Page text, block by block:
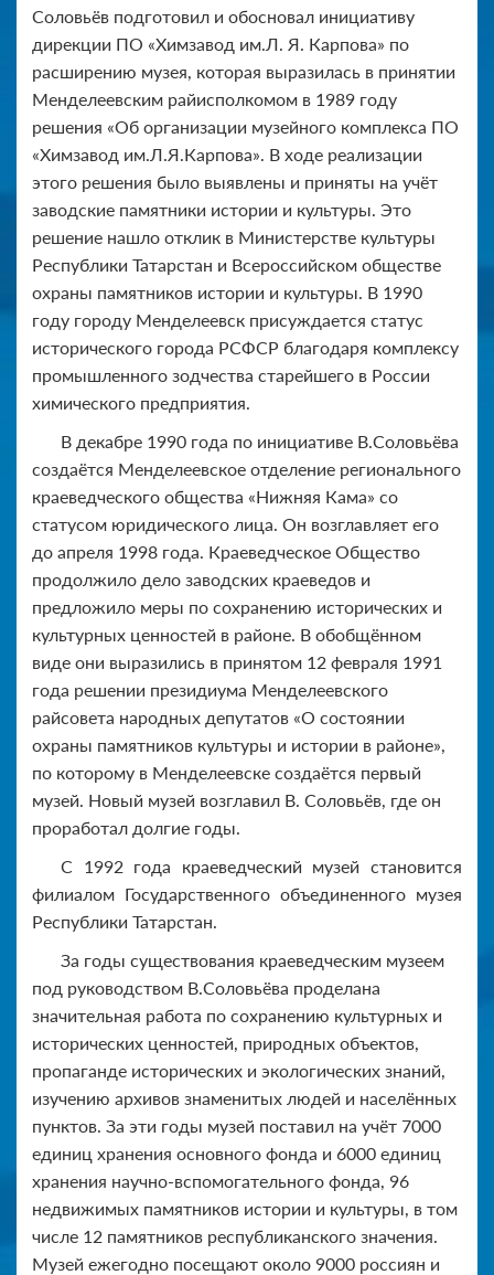
Соловьёв подготовил и обосновал инициативу
дирекции ПО «Химзавод им.Л. Я. Карпова» по
расширению музея, которая выразилась в принятии
Менделеевским райисполкомом в 1989 году
решения «Об организации музейного комплекса ПО
«Химзавод им.Л.Я.Карпова». В ходе реализации
этого решения было выявлены и приняты на учёт
заводские памятники истории и культуры. Это
решение нашло отклик в Министерстве культуры
Республики Татарстан и Всероссийском обществе
охраны памятников истории и культуры. В 1990
году городу Менделеевск присуждается статус
исторического города РСФСР благодаря комплексу
промышленного зодчества старейшего в России
химического предприятия.
В декабре 1990 года по инициативе В.Соловьёва
создаётся Менделеевское отделение регионального
краеведческого общества «Нижняя Кама» со
статусом юридического лица. Он возглавляет его
до апреля 1998 года. Краеведческое Общество
продолжило дело заводских краеведов и
предложило меры по сохранению исторических и
культурных ценностей в районе. В обобщённом
виде они выразились в принятом 12 февраля 1991
года решении президиума Менделеевского
райсовета народных депутатов «О состоянии
охраны памятников культуры и истории в районе»,
по которому в Менделеевске создаётся первый
музей. Новый музей возглавил В. Соловьёв, где он
проработал долгие годы.
С 1992 года краеведческий музей становится
филиалом Государственного объединенного музея
Республики Татарстан.
За годы существования краеведческим музеем
под руководством В.Соловьёва проделана
значительная работа по сохранению культурных и
исторических ценностей, природных объектов,
пропаганде исторических и экологических знаний,
изучению архивов знаменитых людей и населённых
пунктов. За эти годы музей поставил на учёт 7000
единиц хранения основного фонда и 6000 единиц
хранения научно-вспомогательного фонда, 96
недвижимых памятников истории и культуры, в том
числе 12 памятников республиканского значения.
Музей ежегодно посещают около 9000 россиян и